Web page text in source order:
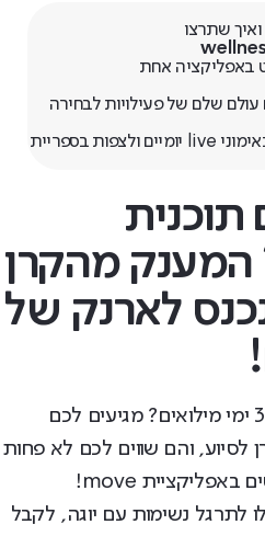
שתרצו
באפליקציה אחת
שלם של פעילויות לבחירה
ב-move ניתן להשתתף באימוני live יומיים ולצפות בספריית
תוכנית
המענק מהקרן
לארנק של
עשיתם מעל 30 ימי מילואים? מגיעים לכם
מהקרן לסיוע, והם שווים לכם לא פחות
לתרגל נשימות עם יוגה, לקבל